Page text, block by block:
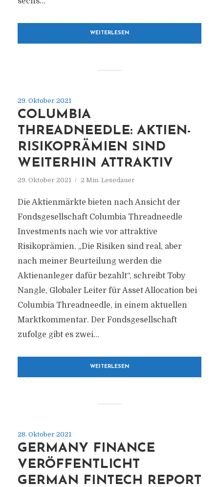
WEITERLESEN
29. Oktober 2021
COLUMBIA
THREADNEEDLE: AKTIEN-
RISIKOPRÄMIEN SIND
WEITERHIN ATTRAKTIV
29. Oktober 2021 2 Min. Lesedauer
Die Aktienmärkte bieten nach Ansicht der
Fondsgesellschaft Columbia Threadneedle
Investments nach wie vor attraktive
Risikoprämien. „Die Risiken sind real, aber
nach meiner Beurteilung werden die
Aktienanleger dafür bezahlt“, schreibt Toby
Nangle, Globaler Leiter für Asset Allocation bei
Columbia Threadneedle, in einem aktuellen
Marktkommentar. Der Fondsgesellschaft
zufolge gibt es zwei...
WEITERLESEN
28. Oktober 2021
GERMANY FINANCE
VERÖFFENTLICHT
GERMAN FINTECH REPORT